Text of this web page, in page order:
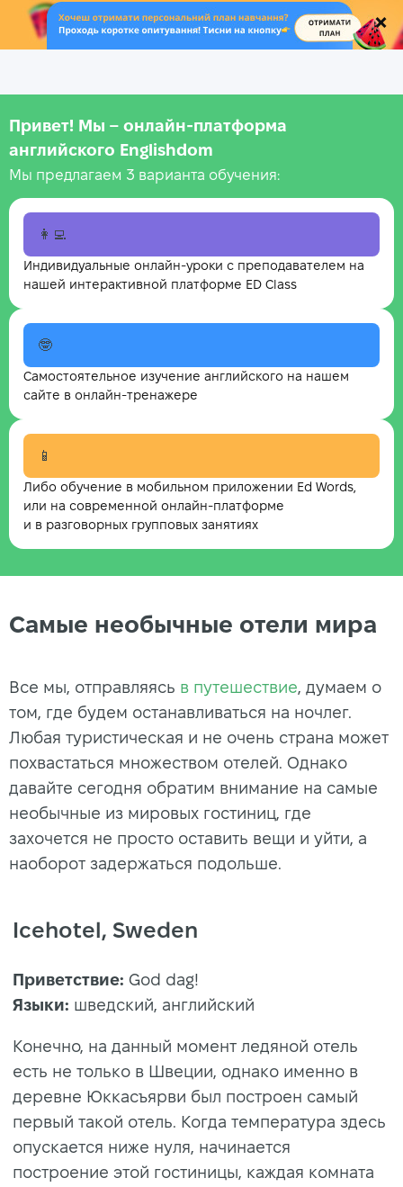
.
Привет! Мы – онлайн‑платформа
английского Englishdom
Мы предлагаем 3 варианта обучения:
👩‍💻
Индивидуальные онлайн-уроки с преподавателем на
нашей интерактивной платформе ED Class
🤓
Самостоятельное изучение английского на нашем
сайте в онлайн-тренажере
📱
Либо обучение в мобильном приложении Ed Words,
или на современной онлайн-платформе
и в разговорных групповых занятиях
Самые необычные отели мира
Все мы, отправляясь в путешествие, думаем о
том, где будем останавливаться на ночлег.
Любая туристическая и не очень страна может
похвастаться множеством отелей. Однако
давайте сегодня обратим внимание на самые
необычные из мировых гостиниц, где
захочется не просто оставить вещи и уйти, а
наоборот задержаться подольше.
Icehotel, Sweden
Приветствие: God dag!
Языки: шведский, английский
Конечно, на данный момент ледяной отель
есть не только в Швеции, однако именно в
деревне Юккасъярви был построен самый
первый такой отель. Когда температура здесь
опускается ниже нуля, начинается
построение этой гостиницы, каждая комната